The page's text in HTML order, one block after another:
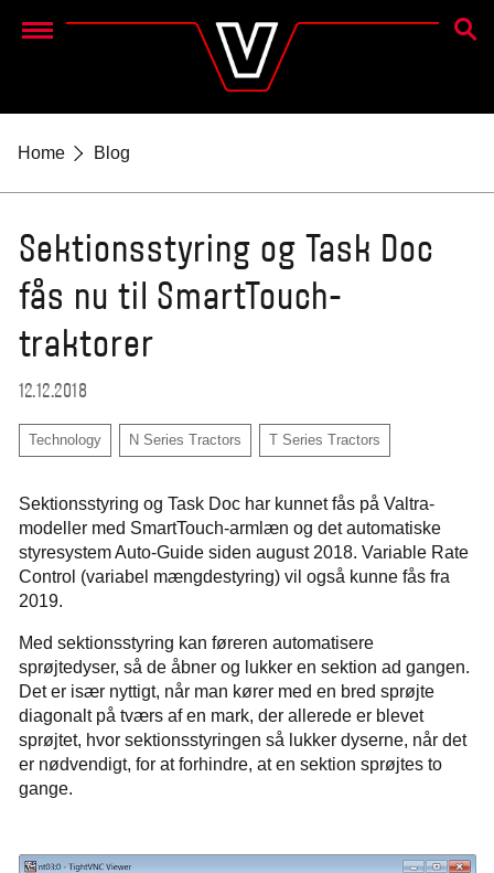
Menu
SØG
Home Blog
Sektionsstyring og Task Doc
fås nu til SmartTouch-
traktorer
12.12.2018
Technology N Series Tractors T Series Tractors
Sektionsstyring og Task Doc har kunnet fås på Valtra-
modeller med SmartTouch-armlæn og det automatiske
styresystem Auto-Guide siden august 2018. Variable Rate
Control (variabel mængdestyring) vil også kunne fås fra
2019.
Med sektionsstyring kan føreren automatisere
sprøjtedyser, så de åbner og lukker en sektion ad gangen.
Det er især nyttigt, når man kører med en bred sprøjte
diagonalt på tværs af en mark, der allerede er blevet
sprøjtet, hvor sektionsstyringen så lukker dyserne, når det
er nødvendigt, for at forhindre, at en sektion sprøjtes to
gange.